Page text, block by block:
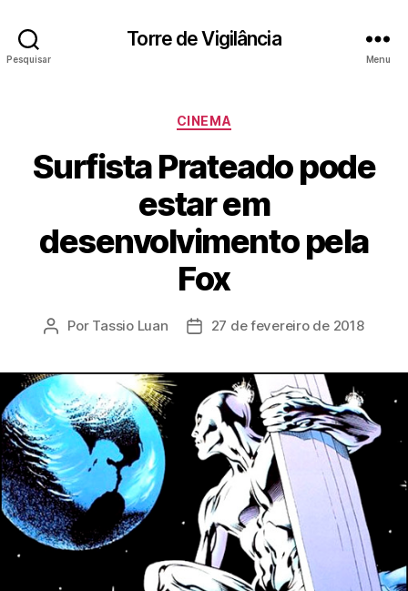
Pesquisar
Torre de Vigilância
Menu
Categorias
CINEMA
Surfista Prateado pode
estar em
desenvolvimento pela
Fox
Autor
Por Tassio Luan
Data27 de fevereiro de 2018